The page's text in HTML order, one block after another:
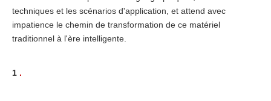
techniques et les scénarios d'application, et attend avec
impatience le chemin de transformation de ce matériel
traditionnel à l'ère intelligente.
1 .